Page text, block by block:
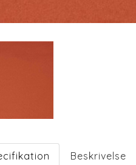
Beskrivelse